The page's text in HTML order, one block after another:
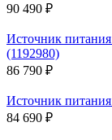
90 490 ₽
Источник
(1192980)
86 790 ₽
Источник
84 690 ₽